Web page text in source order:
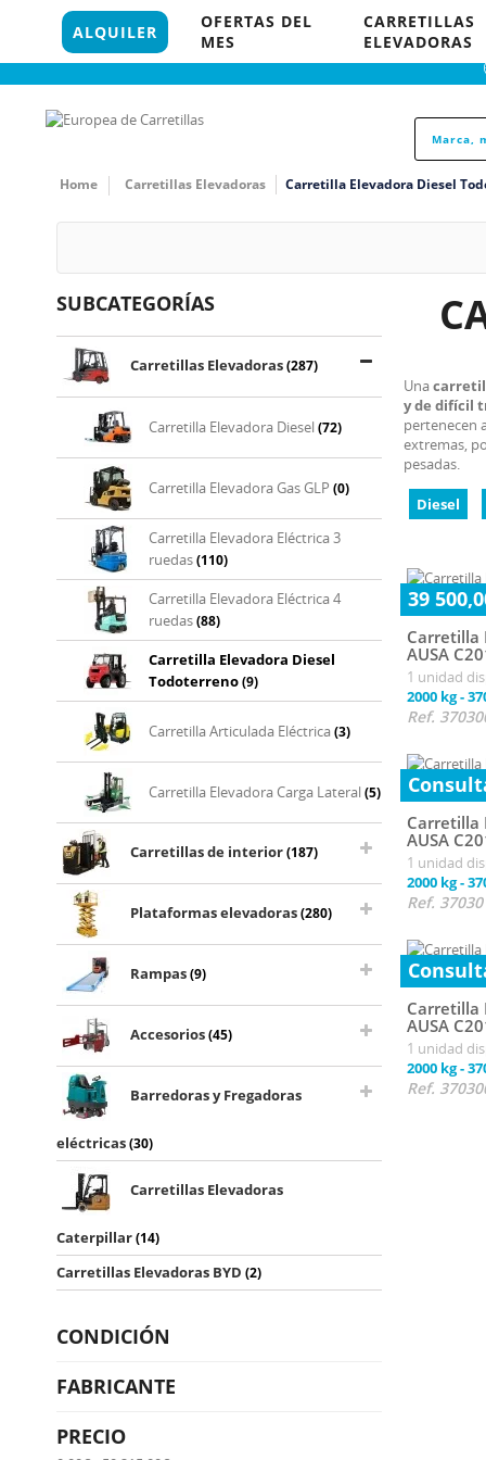
96 121 18 35 848
ALQUILER
OFERTAS DEL
MES
CARRETILLAS
ELEVADORAS
Home Carretillas Elevadoras Carretilla Elevadora Diesel
SUBCATEGORÍAS
Carretillas Elevadoras(287)
Carretilla Elevadora Diesel(72)
Carretilla Elevadora Gas GLP (0)
Carretilla Elevadora Eléctrica 3
ruedas(110)
Carretilla Elevadora Eléctrica 4
ruedas(88)
Carretilla Elevadora Diesel
Todoterreno(9)
Carretilla Articulada Eléctrica(3)
Carretilla Elevadora Carga Lateral(5)
Carretillas de interior(187)
Plataformas elevadoras(280)
Rampas(9)
Accesorios(45)
Barredoras y Fregadoras
eléctricas(30)
Carretillas Elevadoras
Caterpillar(14)
Carretillas Elevadoras BYD (2)
CONDICIÓN
Nuevo(3)
FABRICANTE
AUSA(8)
PRECIO
Una
y de difícil
pertenecen
extremas,
pesadas.
Diesel
39
Carretilla
AUSA
1 unidad
2000 kg-
Ref.
Carretilla
AUSA
1 unidad
2000 kg-
Ref.
Carretilla
AUSA
1 unidad
2000 kg-
Ref.